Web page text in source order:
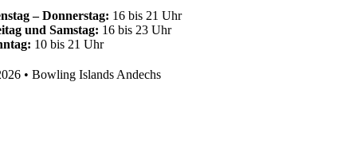
– Donnerstag: 16 bis 21 Uhr
und Samstag: 16 bis 23 Uhr
10 bis 21 Uhr
• Bowling Islands Andechs